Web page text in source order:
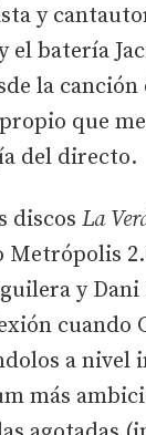
y
el batería
la
que
del directo.
discos La
Metrópolis
y
cuando
a nivel
más